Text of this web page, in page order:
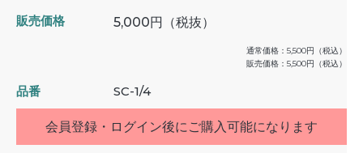
販売価格 5,000円 （税抜）
通常価格： 5,500円 （税込）
販売価格： 5,500円 （税込）
品番 SC-1/4
会員登録・ログイン後にご購入可能になります